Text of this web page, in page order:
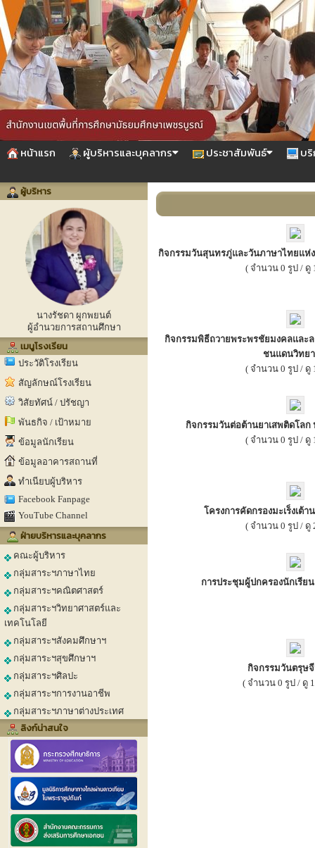
หน้าแรก ผู้บริหารและบุคลากร ประชาสัมพันธ์ บ
ผู้บริหาร
นางรัชดา ผูกพยนต์
ผู้อำนวยการสถานศึกษา
เมนูโรงเรียน
ประวัติโรงเรียน
สัญลักษณ์โรงเรียน
วิสัยทัศน์ / ปรัชญา
พันธกิจ / เป้าหมาย
ข้อมูลนักเรียน
ข้อมูลอาคารสถานที่
ทำเนียบผู้บริหาร
Facebook Fanpage
YouTube Channel
ฝ่ายบริหารและบุคลากร
คณะผู้บริหาร
กลุ่มสาระฯภาษาไทย
กลุ่มสาระฯคณิตศาสตร์
กลุ่มสาระฯวิทยาศาสตร์และ
เทคโนโลยี
กลุ่มสาระฯสังคมศึกษาฯ
กลุ่มสาระฯสุขศึกษาฯ
กลุ่มสาระฯศิลปะ
กลุ่มสาระฯการงานอาชีพ
กลุ่มสาระฯภาษาต่างประเทศ
ลิงก์น่าสนใจ
กิจกรรมวันสุนทรภู่และวันภาษาไทยแห่
( จำนวน 0 รูป / ดู
กิจกรรมพิธีถวายพระพรชัยมงคลและล
ชนแดนวิทย
( จำนวน 0 รูป / ดู
กิจกรรมวันต่อต้านยาเสพติดโลก
( จำนวน 0 รูป / ดู
โครงการคัดกรองมะเร็งเต้า
( จำนวน 0 รูป / ดู
การประชุมผู้ปกครองนักเรีย
กิจกรรมวันตรุษจี
( จำนวน 0 รูป / ดู